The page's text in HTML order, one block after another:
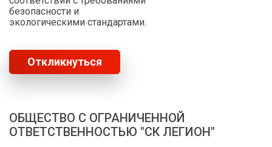
безопасности и
экологическими стандартами.
Откликнуться
ОБЩЕСТВО С ОГРАНИЧЕННОЙ
ОТВЕТСТВЕННОСТЬЮ "СК ЛЕГИОН"